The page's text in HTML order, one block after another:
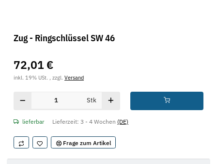
Zug - Ringschlüssel SW 46
72,01 €
inkl. 19% USt. , zzgl. Versand
Stk
lieferbar Lieferzeit: 3 - 4 Wochen (DE)
Frage zum Artikel